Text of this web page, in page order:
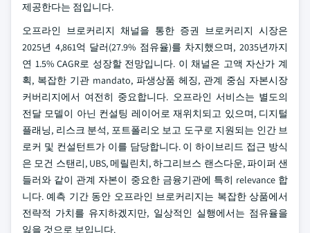
제공한다는 점입니다.
오프라인 브로커리지 채널을 통한 증권 브로커리지 시장은
2025년 4,861억 달러(27.9% 점유율)를 차지했으며, 2035년까지
연 1.5% CAGR로 성장할 전망입니다. 이 채널은 고액 자산가 계
획, 복잡한 기관 mandato, 파생상품 헤징, 관계 중심 자본시장
커버리지에서 여전히 중요합니다. 오프라인 서비스는 별도의
전달 모델이 아닌 컨설팅 레이어로 재위치되고 있으며, 디지털
플래닝, 리스크 분석, 포트폴리오 보고 도구로 지원되는 인간 브
로커 및 컨설턴트가 이를 담당합니다. 이 하이브리드 접근 방식
은 모건 스탠리, UBS, 메릴린치, 하그리브스 랜스다운, 파이퍼 샌
들러와 같이 관계 자본이 중요한 금융기관에 특히 relevance 합
니다. 예측 기간 동안 오프라인 브로커리지는 복잡한 상품에서
전략적 가치를 유지하겠지만, 일상적인 실행에서는 점유율을
잃을 것으로 보입니다.